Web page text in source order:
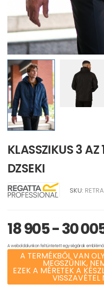
KLASSZIKUS 3
DZSEKI
SKU:
18 905 - 30
A weboldalunkon feltüntetett egységárak
A TERMÉKBŐL VAN
MEGSZŰNIK,
EZEK A MÉRETEK A
VISSZAVÉTEL